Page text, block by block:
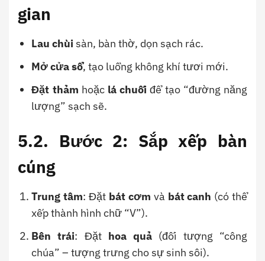
gian
Lau chùi sàn, bàn thờ, dọn sạch rác.
Mở cửa sổ, tạo luồng không khí tươi mới.
Đặt thảm hoặc lá chuối để tạo “đường năng
lượng” sạch sẽ.
5.2. Bước 2: Sắp xếp bàn
cúng
Trung tâm: Đặt bát cơm và bát canh (có thể
xếp thành hình chữ “V”).
Bên trái: Đặt hoa quả(đối tượng “công
chúa” – tượng trưng cho sự sinh sôi).